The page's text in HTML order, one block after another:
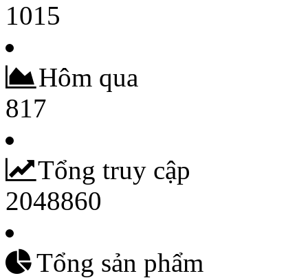
1015
Hôm qua
817
Tổng truy cập
2048860
Tổng sản phẩm